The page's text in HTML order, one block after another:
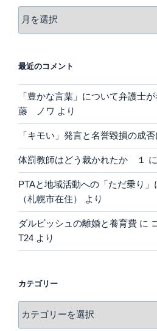
ー
ブ
最近のコメント
「豊かな言葉」について弁護士
藤 ノワ より
「キモい」発言と名誉毀損の成
体罰教師はどう裁かれたか １ に
PTAと地域活動への「ただ乗り」
（札幌市在住）
より
ダルビッシュの離婚と養育費 に
T24 より
カテゴリー
テ